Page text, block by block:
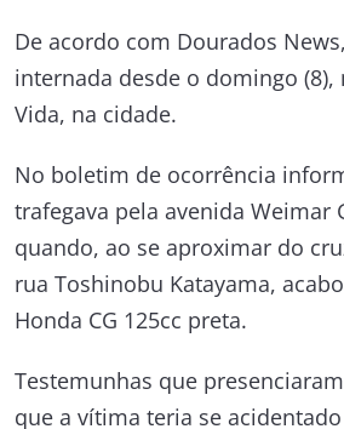
De acordo com Dourados
internada desde o domingo (8),
Vida, na cidade.
No boletim de ocorrência
trafegava pela avenida Weimar
quando, ao se aproximar do
rua Toshinobu Katayama,
Honda CG 125cc preta.
Testemunhas que
que a vítima teria se